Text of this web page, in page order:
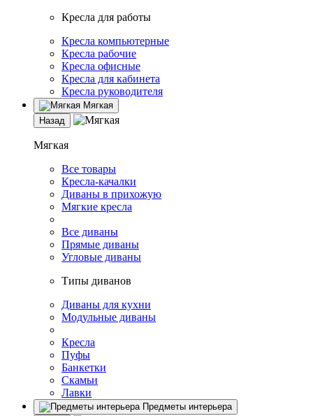
Кресла для работы
Кресла компьютерные
Кресла рабочие
Кресла офисные
Кресла для кабинета
Кресла руководителя
Мягкая
Назад
Мягкая
Все товары
Кресла-качалки
Диваны в прихожую
Мягкие кресла
Все диваны
Прямые диваны
Угловые диваны
Типы диванов
Диваны для кухни
Модульные диваны
Кресла
Пуфы
Банкетки
Скамьи
Лавки
Предметы интерьера